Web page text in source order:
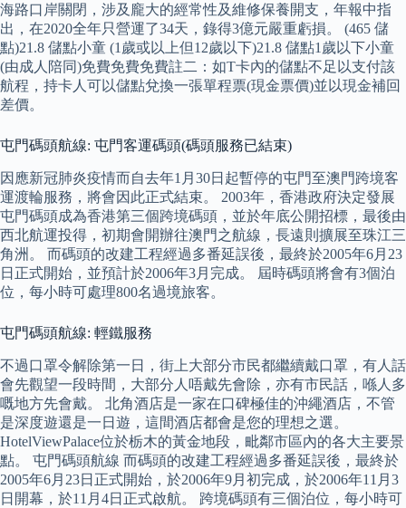
海路口岸關閉，涉及龐大的經常性及維修保養開支，年報中指
出，在2020全年只營運了34天，錄得3億元嚴重虧損。 (465 儲
點)21.8 儲點小童 (1歲或以上但12歲以下)21.8 儲點1歲以下小童
(由成人陪同)免費免費免費註二：如T卡內的儲點不足以支付該
航程，持卡人可以儲點兌換一張單程票(現金票價)並以現金補回
差價。
屯門碼頭航線: 屯門客運碼頭(碼頭服務已結束)
因應新冠肺炎疫情而自去年1月30日起暫停的屯門至澳門跨境客
運渡輪服務，將會因此正式結束。 2003年，香港政府決定發展
屯門碼頭成為香港第三個跨境碼頭，並於年底公開招標，最後由
西北航運投得，初期會開辦往澳門之航線，長遠則擴展至珠江三
角洲。 而碼頭的改建工程經過多番延誤後，最終於2005年6月23
日正式開始，並預計於2006年3月完成。 屆時碼頭將會有3個泊
位，每小時可處理800名過境旅客。
屯門碼頭航線: 輕鐵服務
不過口罩令解除第一日，街上大部分市民都繼續戴口罩，有人話
會先觀望一段時間，大部分人唔戴先會除，亦有市民話，喺人多
嘅地方先會戴。 北角酒店是一家在口碑極佳的沖繩酒店，不管
是深度遊還是一日遊，這間酒店都會是您的理想之選。
HotelViewPalace位於栃木的黃金地段，毗鄰市區內的各大主要景
點。 屯門碼頭航線 而碼頭的改建工程經過多番延誤後，最終於
2005年6月23日正式開始，於2006年9月初完成，於2006年11月3
日開幕，於11月4日正式啟航。 跨境碼頭有三個泊位，每小時可